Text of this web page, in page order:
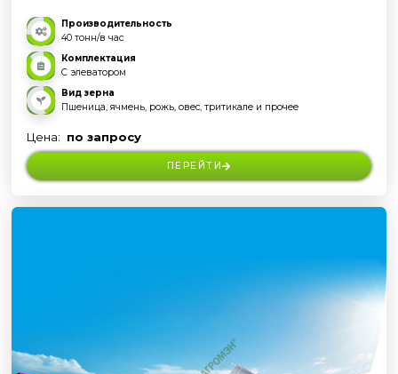
Производительность
40 тонн/в час
Комплектация
С элеватором
Вид зерна
Пшеница, ячмень, рожь, овес, тритикале и прочее
Цена: по запросу
ПЕРЕЙТИ